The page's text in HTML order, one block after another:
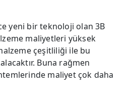
yeni bir teknoloji olan 3B
maliyetleri yüksek
çeşitliliği ile bu
Buna rağmen
maliyet çok daha